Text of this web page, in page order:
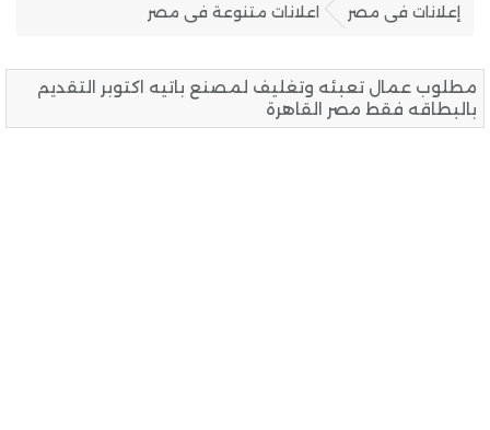
إعلانات فى مصر اعلانات متنوعة فى مصر
مطلوب عمال تعبئه وتغليف لمصنع باتيه اكتوبر التقديم
بالبطاقه فقط مصر القاهرة